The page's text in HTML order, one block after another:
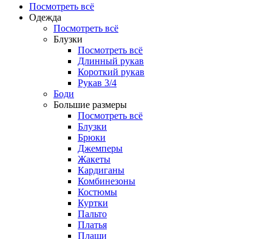
Посмотреть всё
Одежда
Посмотреть всё
Блузки
Посмотреть всё
Длинный рукав
Короткий рукав
Рукав 3/4
Боди
Большие размеры
Посмотреть всё
Блузки
Брюки
Джемперы
Жакеты
Кардиганы
Комбинезоны
Костюмы
Куртки
Пальто
Платья
Плащи